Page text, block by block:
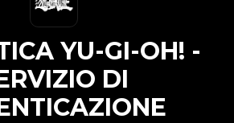
YU-GI-OH! -
DI